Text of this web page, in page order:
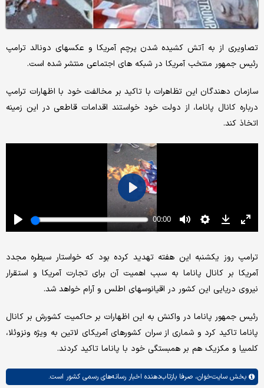
تصاویری از به آتش کشیده شدن پرچم آمریکا و عکسهای دونالد ترامپ
رئیس جمهور منتخب آمریکا در شبکه های اجتماعی منتشر شده است.
سازمان دهندگان این تظاهرات با تاکید بر مخالفت خود با اظهارات ترامپ
درباره کانال پاناما، از دولت خود خواستند اقدامات قاطعی در این زمینه
اتخاذ کند.
ترامپ روز یکشنبه این هفته تهدید کرده بود که خواستار سیطره مجدد
آمریکا بر کانال پاناما به سبب اهمیت آن برای تجارت آمریکا و استقرار
نیروی دریایی این کشور در اقیانوسهای اطلس و آرام خواهد شد.
رئیس جمهور پاناما در واکنش به این اظهارات بر حاکمیت کشورش بر کانال
پاناما تاکید کرد و شماری از سران کشورهای آمریکای لاتین به ویژه ونزوئلا،
کلمبیا و مکزیک هم بر همبستگی خود با پاناما تاکید کردند.
بخش سایت‌خوان، صرفا بازتاب‌دهنده اخبار رسانه‌های رسمی کشور است.